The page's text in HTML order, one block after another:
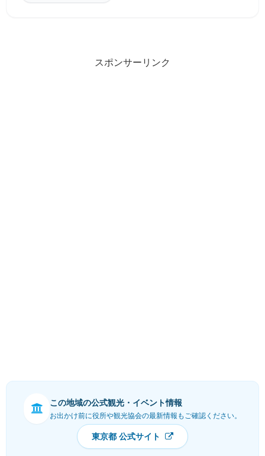
スポンサーリンク
この地域の公式観光・イベント情報
お出かけ前に役所や観光協会の最新情報もご確認ください。
東京都 公式サイト